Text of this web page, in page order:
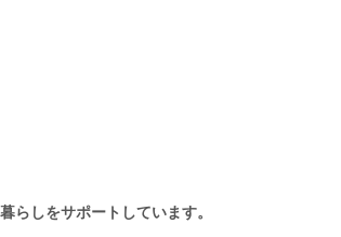
らしをサポートしています。